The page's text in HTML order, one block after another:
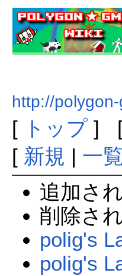
http://
[ トップ]
[ 新規 | 一覧
追加さ
削除さ
polig's
polig's